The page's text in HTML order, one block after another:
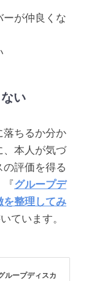
ーが仲良くな
い
落ちるか分か
、本人が気づ
評価を得る
『グループデ
を整理してみ
ています。
ループディスカ